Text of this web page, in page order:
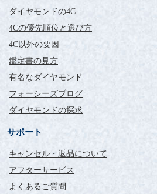
ダイヤモンドの4C
4Cの優先順位と選び方
4C以外の要因
鑑定書の見方
有名なダイヤモンド
フォーシーズブログ
ダイヤモンドの探求
サポート
キャンセル・返品について
アフターサービス
よくあるご質問